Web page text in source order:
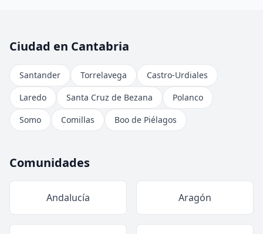
Ciudad en Cantabria
Santander Torrelavega
Castro-Urdiales
Laredo
Santa Cruz de Bezana
Polanco
Somo
Comillas Boo de Piélagos
Comunidades
Andalucía Aragón